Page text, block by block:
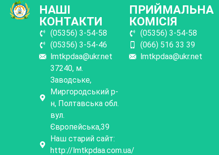
НАШІ
КОНТАКТИ
(05356) 3-54-58
(05356) 3-54-46
lmtkpdaa@ukr.net
37240, м.
Заводське,
Миргородський р-
н, Полтавська обл.
вул.
Європейська,39
Наш старий сайт:
http://lmtkpdaa.com.ua/
ПРИЙМАЛЬНА
КОМІСІЯ
(05356) 3-54-58
(066) 516 33 39
lmtkpdaa@ukr.net